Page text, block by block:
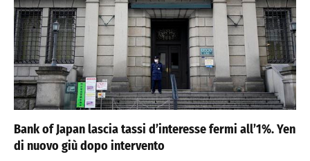
Bank of Japan lascia tassi d’interesse fermi all’1%. Yen
di nuovo giù dopo intervento